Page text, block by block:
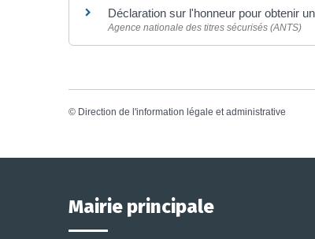
Déclaration sur l'honneur pour obtenir
Agence nationale des titres sécurisés (ANTS)
© Direction de l'information légale et administrative
Mairie principale